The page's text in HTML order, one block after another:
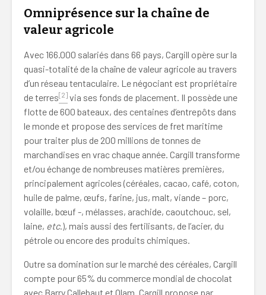
Omniprésence sur la chaîne de
valeur agricole
Avec 166.000 salariés dans 66 pays, Cargill opère sur la
quasi-totalité de la chaîne de valeur agricole au travers
d’un réseau tentaculaire. Le négociant est propriétaire
de terres[2] via ses fonds de placement. Il possède une
flotte de 600 bateaux, des centaines d’entrepôts dans
le monde et propose des services de fret maritime
pour traiter plus de 200 millions de tonnes de
marchandises en vrac chaque année. Cargill transforme
et/ou échange de nombreuses matières premières,
principalement agricoles (céréales, cacao, café, coton,
huile de palme, œufs, farine, jus, malt, viande – porc,
volaille, bœuf -, mélasses, arachide, caoutchouc, sel,
laine, etc.), mais aussi des fertilisants, de l’acier, du
pétrole ou encore des produits chimiques.
Outre sa domination sur le marché des céréales, Cargill
compte pour 65% du commerce mondial de chocolat
avec Barry Callebaut et Olam. Cargill propose par